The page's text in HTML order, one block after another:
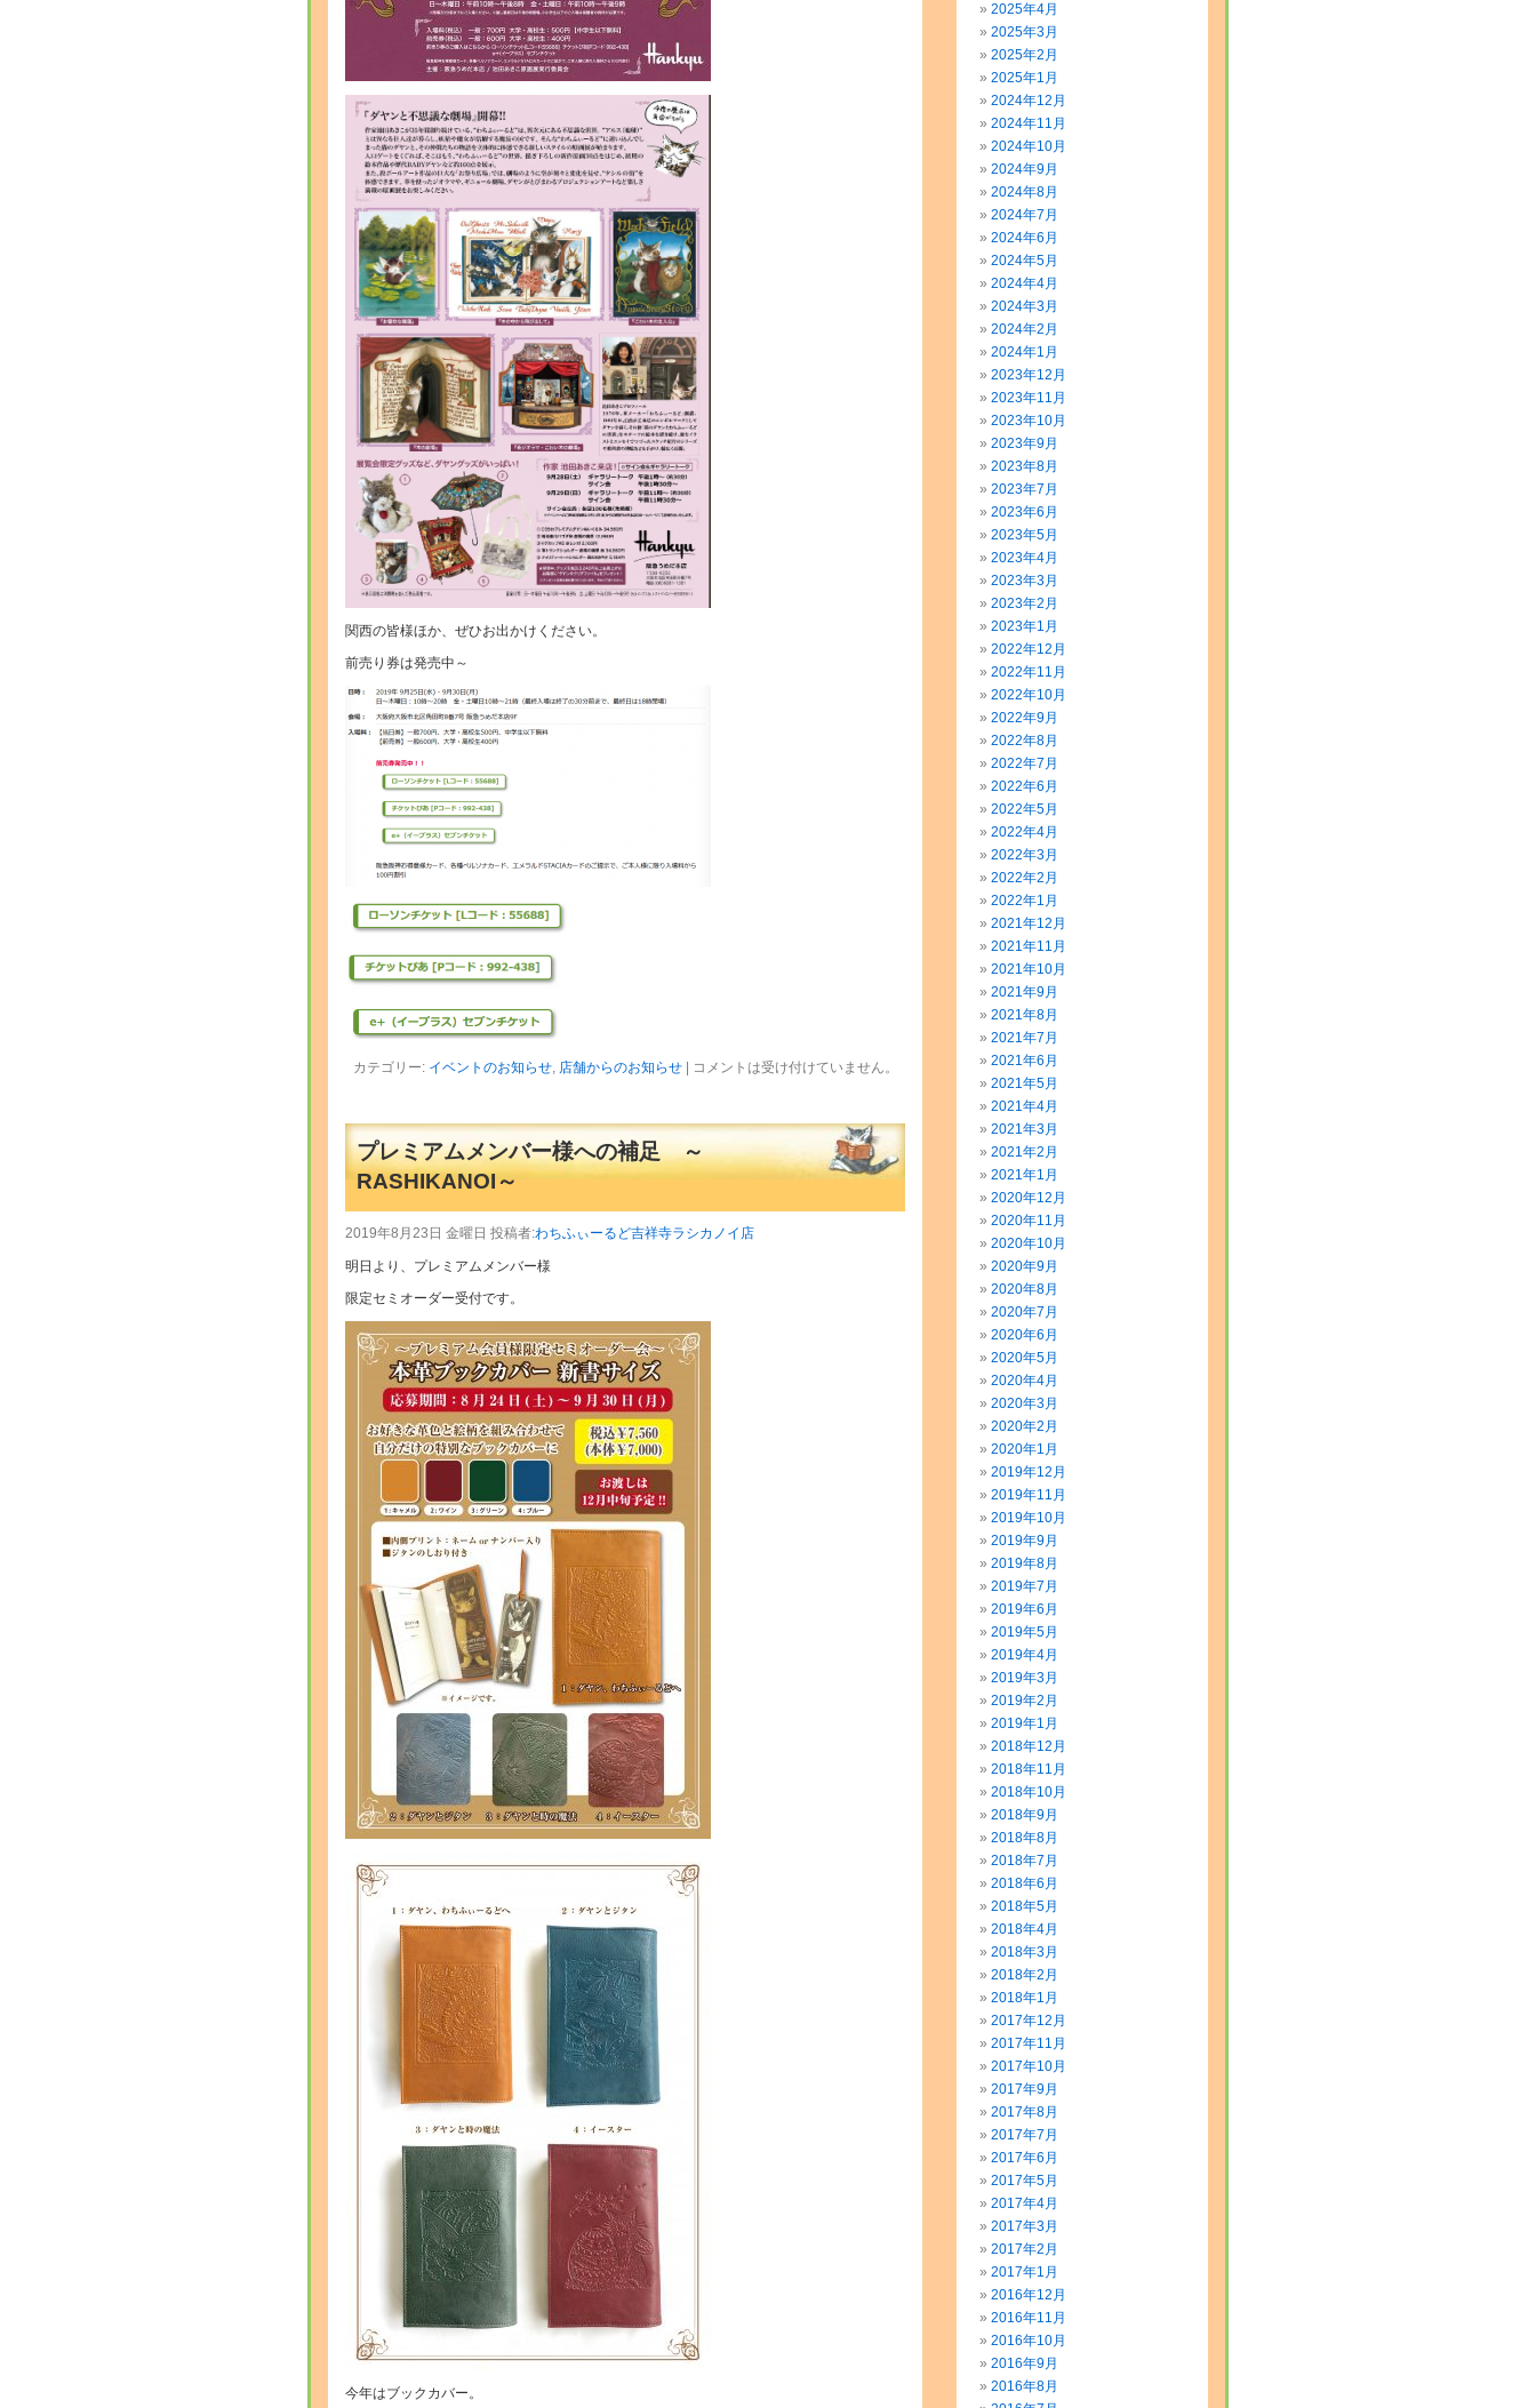
関西の皆様ほか、ぜひお出かけください。
前売り券は発売中～
カテゴリー: イベントのお知らせ, 店舗からのお知らせ| コメントは受け付けていません。
プレミアムメンバー様への補足 ～
RASHIKANOI～
2019年8月23日 金曜日 投稿者:わちふぃーるど吉祥寺ラシカノイ店
明日より、プレミアムメンバー様
限定セミオーダー受付です。
今年はブックカバー。
2025年4月
2025年3月
2025年2月
2025年1月
2024年12月
2024年11月
2024年10月
2024年9月
2024年8月
2024年7月
2024年6月
2024年5月
2024年4月
2024年3月
2024年2月
2024年1月
2023年12月
2023年11月
2023年10月
2023年9月
2023年8月
2023年7月
2023年6月
2023年5月
2023年4月
2023年3月
2023年2月
2023年1月
2022年12月
2022年11月
2022年10月
2022年9月
2022年8月
2022年7月
2022年6月
2022年5月
2022年4月
2022年3月
2022年2月
2022年1月
2021年12月
2021年11月
2021年10月
2021年9月
2021年8月
2021年7月
2021年6月
2021年5月
2021年4月
2021年3月
2021年2月
2021年1月
2020年12月
2020年11月
2020年10月
2020年9月
2020年8月
2020年7月
2020年6月
2020年5月
2020年4月
2020年3月
2020年2月
2020年1月
2019年12月
2019年11月
2019年10月
2019年9月
2019年8月
2019年7月
2019年6月
2019年5月
2019年4月
2019年3月
2019年2月
2019年1月
2018年12月
2018年11月
2018年10月
2018年9月
2018年8月
2018年7月
2018年6月
2018年5月
2018年4月
2018年3月
2018年2月
2018年1月
2017年12月
2017年11月
2017年10月
2017年9月
2017年8月
2017年7月
2017年6月
2017年5月
2017年4月
2017年3月
2017年2月
2017年1月
2016年12月
2016年11月
2016年10月
2016年9月
2016年8月